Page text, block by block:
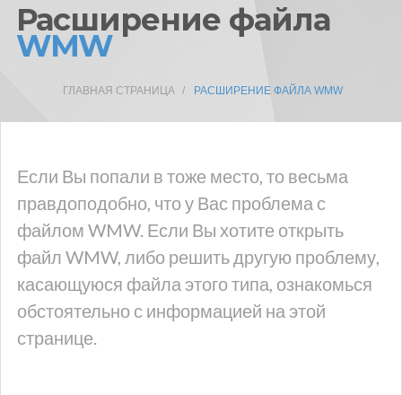
Расширение файла
WMW
ГЛАВНАЯ СТРАНИЦА РАСШИРЕНИЕ ФАЙЛА WMW
Если Вы попали в тоже место, то весьма
правдоподобно, что у Вас проблема с
файлом WMW. Если Вы хотите открыть
файл WMW, либо решить другую проблему,
касающуюся файла этого типа, ознакомься
обстоятельно с информацией на этой
странице.